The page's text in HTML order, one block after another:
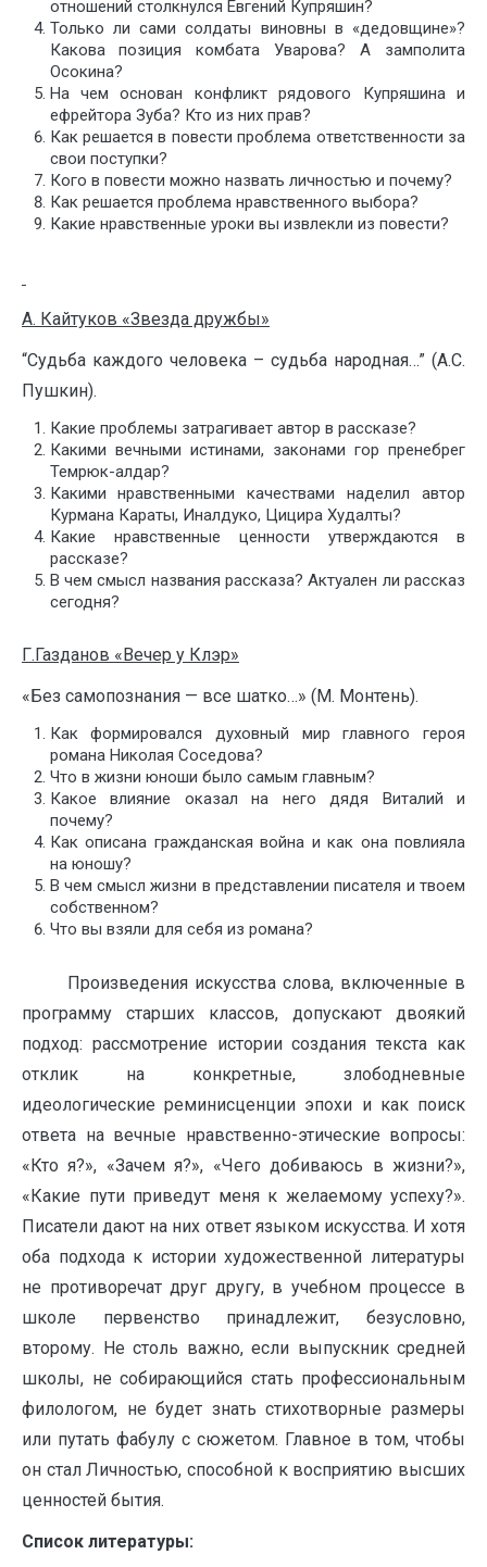
отношений столкнулся Евгений Купряшин?
Только ли сами солдаты виновны в «дедовщине»?
Какова позиция комбата Уварова? А замполита
Осокина?
На чем основан конфликт рядового Купряшина и
ефрейтора Зуба? Кто из них прав?
Как решается в повести проблема ответственности за
свои поступки?
Кого в повести можно назвать личностью и почему?
Как решается проблема нравственного выбора?
Какие нравственные уроки вы извлекли из повести?
А. Кайтуков «Звезда дружбы»
“Судьба каждого человека – судьба народная…” (А.С.
Пушкин).
Какие проблемы затрагивает автор в рассказе?
Какими вечными истинами, законами гор пренебрег
Темрюк-алдар?
Какими нравственными качествами наделил автор
Курмана Караты, Иналдуко, Цицира Худалты?
Какие нравственные ценности утверждаются в
рассказе?
В чем смысл названия рассказа? Актуален ли рассказ
сегодня?
Г.Газданов «Вечер у Клэр»
«Без самопознания — все шатко…» (М. Монтень).
Как формировался духовный мир главного героя
романа Николая Соседова?
Что в жизни юноши было самым главным?
Какое влияние оказал на него дядя Виталий и
почему?
Как описана гражданская война и как она повлияла
на юношу?
В чем смысл жизни в представлении писателя и твоем
собственном?
Что вы взяли для себя из романа?
Произведения искусства слова, включенные в
программу старших классов, допускают двоякий
подход: рассмотрение истории создания текста как
отклик на конкретные, злободневные
идеологические реминисценции эпохи и как поиск
ответа на вечные нравственно-этические вопросы:
«Кто я?», «Зачем я?», «Чего добиваюсь в жизни?»,
«Какие пути приведут меня к желаемому успеху?».
Писатели дают на них ответ языком искусства. И хотя
оба подхода к истории художественной литературы
не противоречат друг другу, в учебном процессе в
школе первенство принадлежит, безусловно,
второму. Не столь важно, если выпускник средней
школы, не собирающийся стать профессиональным
филологом, не будет знать стихотворные размеры
или путать фабулу с сюжетом. Главное в том, чтобы
он стал Личностью, способной к восприятию высших
ценностей бытия.
Список литературы: